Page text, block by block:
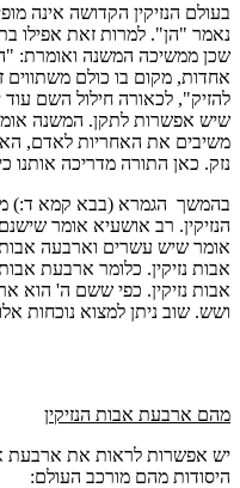
בעולם הנזיקין הקדושה אינה
נאמר "הן". למרות זאת אפילו
שכן ממשיכה המשנה ואומרת:
אחדות, מקום בו כולם משתווים
להזיק", לכאורה חילול השם
שיש אפשרות לתקן. המשנה
משיבים את האחריות לאדם,
נזק. כאן התורה מדריכה אותנו
בהמשך הגמרא (בבא קמא ד:)
הנזיקין. רב אושעיא אומר
אומר שיש עשרים וארבעה אבות
אבות נזיקין. כלומר ארבעת
אבות נזיקין. כפי ששם ה' הוא
ושש. שוב ניתן למצוא נוכחות
מהם ארבעת אבות הנזיקין
יש אפשרות לראות את ארבעת
היסודות מהם מורכב העולם: